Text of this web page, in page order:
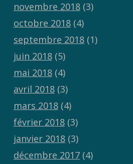
novembre 2018(3)
octobre 2018(4)
septembre 2018(1)
juin 2018(5)
mai 2018(4)
avril 2018(3)
mars 2018(4)
février 2018(3)
janvier 2018(3)
décembre 2017(4)